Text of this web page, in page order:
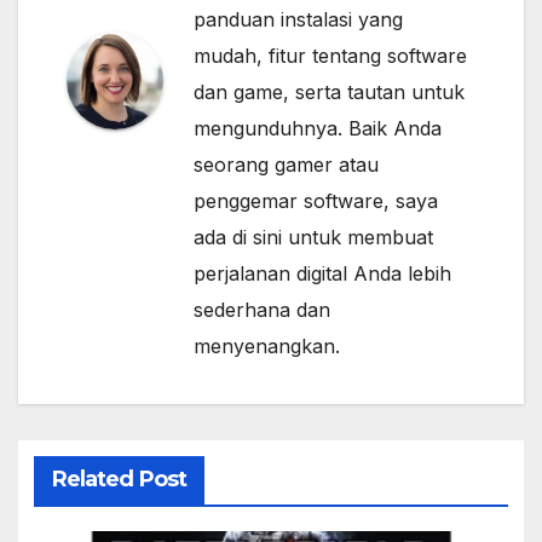
panduan instalasi yang
mudah, fitur tentang software
dan game, serta tautan untuk
mengunduhnya. Baik Anda
seorang gamer atau
penggemar software, saya
ada di sini untuk membuat
perjalanan digital Anda lebih
sederhana dan
menyenangkan.
Related Post